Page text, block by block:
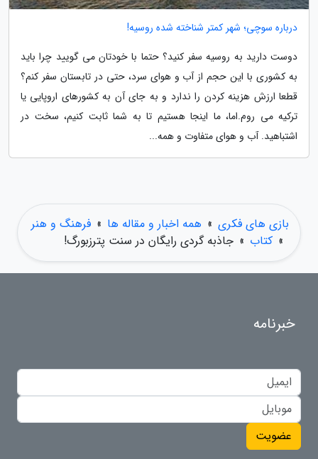
درباره سوچی؛ شهر کمتر شناخته شده روسیه!
دوست دارید به روسیه سفر کنید؟ حتما با خودتان می گویید چرا باید
به کشوری با این حجم از آب و هوای سرد، حتی در تابستان سفر کنم؟
قطعا ارزش هزینه کردن را ندارد و به جای آن به کشورهای اروپایی یا
ترکیه می روم.اما، ما اینجا هستیم تا به شما ثابت کنیم، سخت در
اشتباهید. آب و هوای متفاوت و همه...
بازی های فکری » همه اخبار و مقاله ها » فرهنگ و هنر
» کتاب » جاذبه گردی رایگان در سنت پترزبورگ!
خبرنامه
عضویت